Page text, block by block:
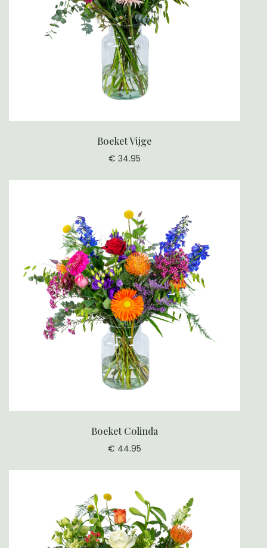
Boeket Vijge
€ 34.95
Boeket Colinda
€ 44.95